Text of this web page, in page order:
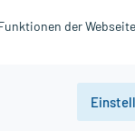
der